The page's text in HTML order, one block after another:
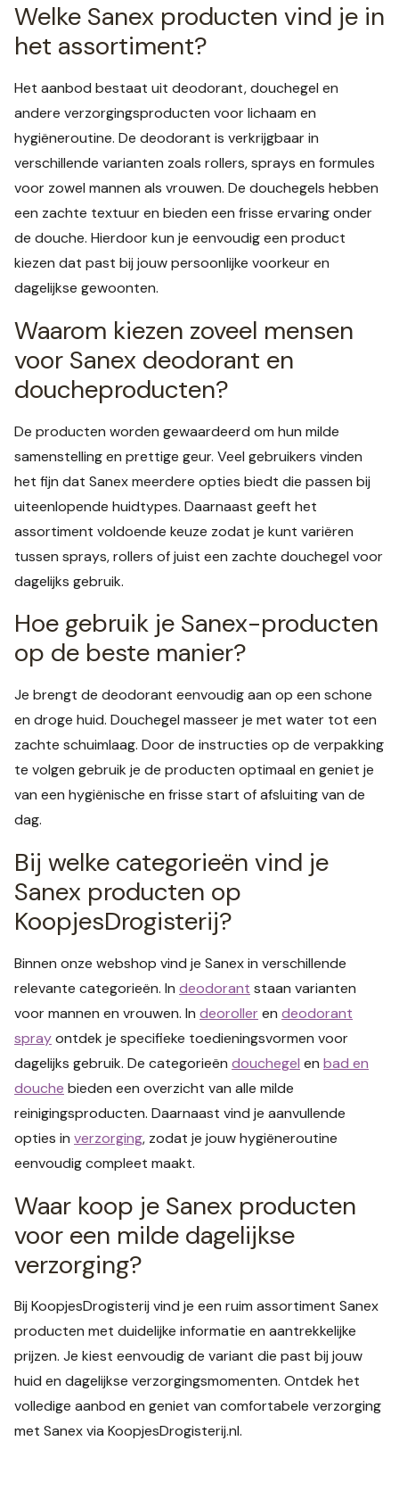
Welke Sanex producten vind je in
het assortiment?
Het aanbod bestaat uit deodorant, douchegel en
andere verzorgingsproducten voor lichaam en
hygiëneroutine. De deodorant is verkrijgbaar in
verschillende varianten zoals rollers, sprays en formules
voor zowel mannen als vrouwen. De douchegels hebben
een zachte textuur en bieden een frisse ervaring onder
de douche. Hierdoor kun je eenvoudig een product
kiezen dat past bij jouw persoonlijke voorkeur en
dagelijkse gewoonten.
Waarom kiezen zoveel mensen
voor Sanex deodorant en
doucheproducten?
De producten worden gewaardeerd om hun milde
samenstelling en prettige geur. Veel gebruikers vinden
het fijn dat Sanex meerdere opties biedt die passen bij
uiteenlopende huidtypes. Daarnaast geeft het
assortiment voldoende keuze zodat je kunt variëren
tussen sprays, rollers of juist een zachte douchegel voor
dagelijks gebruik.
Hoe gebruik je Sanex-producten
op de beste manier?
Je brengt de deodorant eenvoudig aan op een schone
en droge huid. Douchegel masseer je met water tot een
zachte schuimlaag. Door de instructies op de verpakking
te volgen gebruik je de producten optimaal en geniet je
van een hygiënische en frisse start of afsluiting van de
dag.
Bij welke categorieën vind je
Sanex producten op
KoopjesDrogisterij?
Binnen onze webshop vind je Sanex in verschillende
relevante categorieën. In deodorant staan varianten
voor mannen en vrouwen. In deoroller en deodorant
sprayontdek je specifieke toedieningsvormen voor
dagelijks gebruik. De categorieën douchegel en bad en
douche bieden een overzicht van alle milde
reinigingsproducten. Daarnaast vind je aanvullende
opties in verzorging, zodat je jouw hygiëneroutine
eenvoudig compleet maakt.
Waar koop je Sanex producten
voor een milde dagelijkse
verzorging?
Bij KoopjesDrogisterij vind je een ruim assortiment Sanex
producten met duidelijke informatie en aantrekkelijke
prijzen. Je kiest eenvoudig de variant die past bij jouw
huid en dagelijkse verzorgingsmomenten. Ontdek het
volledige aanbod en geniet van comfortabele verzorging
met Sanex via KoopjesDrogisterij.nl.